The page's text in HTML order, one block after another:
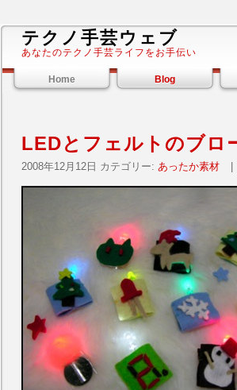
テクノ手芸ウェブ
あなたのテクノ手芸ライフをお手伝い
Home Blog
LEDとフェルトのブロ
2008年12月12日 カテゴリー: あったか素材